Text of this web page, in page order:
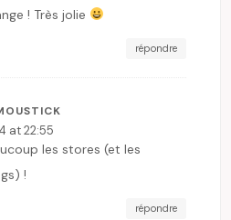
! Très jolie
répondre
at 22:55
les stores (et les
!
répondre